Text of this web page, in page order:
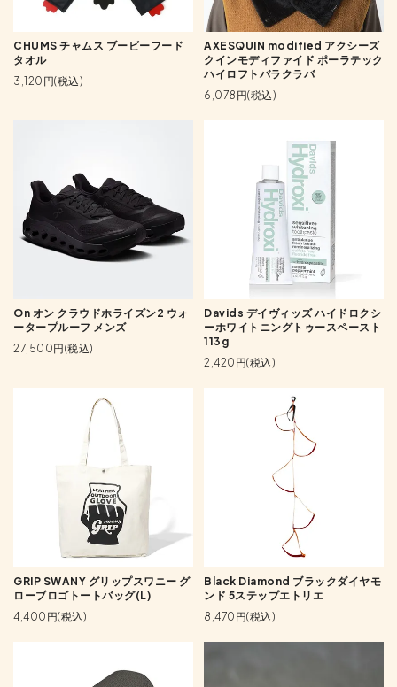
CHUMS チャムス ブービーフード
タオル
3,120円(税込)
AXESQUIN modified アクシーズ
クインモディファイド ポーラテック
ハイロフトバラクラバ
6,078円(税込)
On オン クラウドホライズン2 ウォ
ータープルーフ メンズ
27,500円(税込)
Davids デイヴィッズ ハイドロクシ
ーホワイトニングトゥースペースト
113g
2,420円(税込)
GRIP SWANY グリップスワニー グ
ローブロゴトートバッグ(L)
4,400円(税込)
Black Diamond ブラックダイヤモ
ンド 5ステップエトリエ
8,470円(税込)